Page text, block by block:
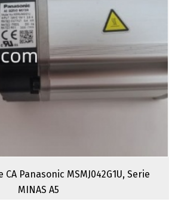
Panasonic MSMJ042G1U, Serie
MINAS A5